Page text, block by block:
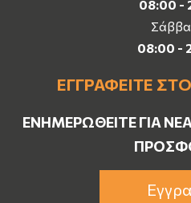
08:00 -
08:00 -
ΕΓΓΡΑΦΕΊΤΕ ΣΤΟ
ΕΝΗΜΕΡΩΘΕΊΤΕ ΓΙΑ